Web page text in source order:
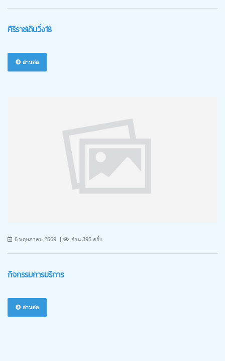
ศิริราชเดินวิ่ง18
อ่านต่อ
6 พฤษภาคม 2569 อ่าน 395 ครั้ง
กิจกรรมการบริการ
อ่านต่อ